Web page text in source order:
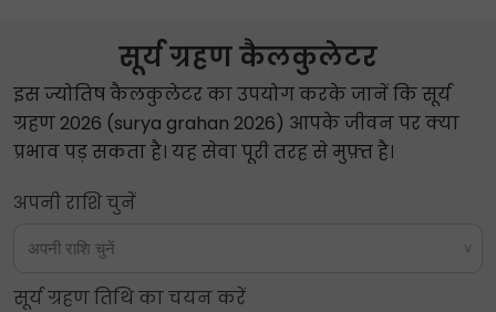
सूर्य ग्रहण कैलकुलेटर
इस ज्योतिष कैलकुलेटर का उपयोग करके जानें कि सूर्य
ग्रहण 2026 (surya grahan 2026) आपके जीवन पर क्या
प्रभाव पड़ सकता है। यह सेवा पूरी तरह से मुफ़्त है।
अपनी राशि चुनें
अपनी राशि चुनें
सूर्य ग्रहण तिथि का चयन करें